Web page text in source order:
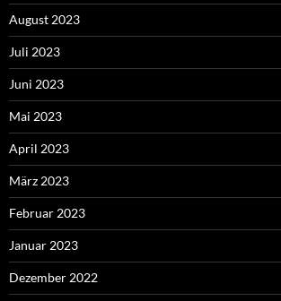
August 2023
Juli 2023
Juni 2023
Mai 2023
April 2023
März 2023
Februar 2023
Januar 2023
Dezember 2022